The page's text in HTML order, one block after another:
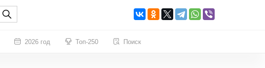
2026 год Топ-250 Поиск